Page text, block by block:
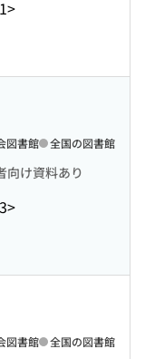
向け資料あり
図書館 全国の図書館
図書館 全国の図書館